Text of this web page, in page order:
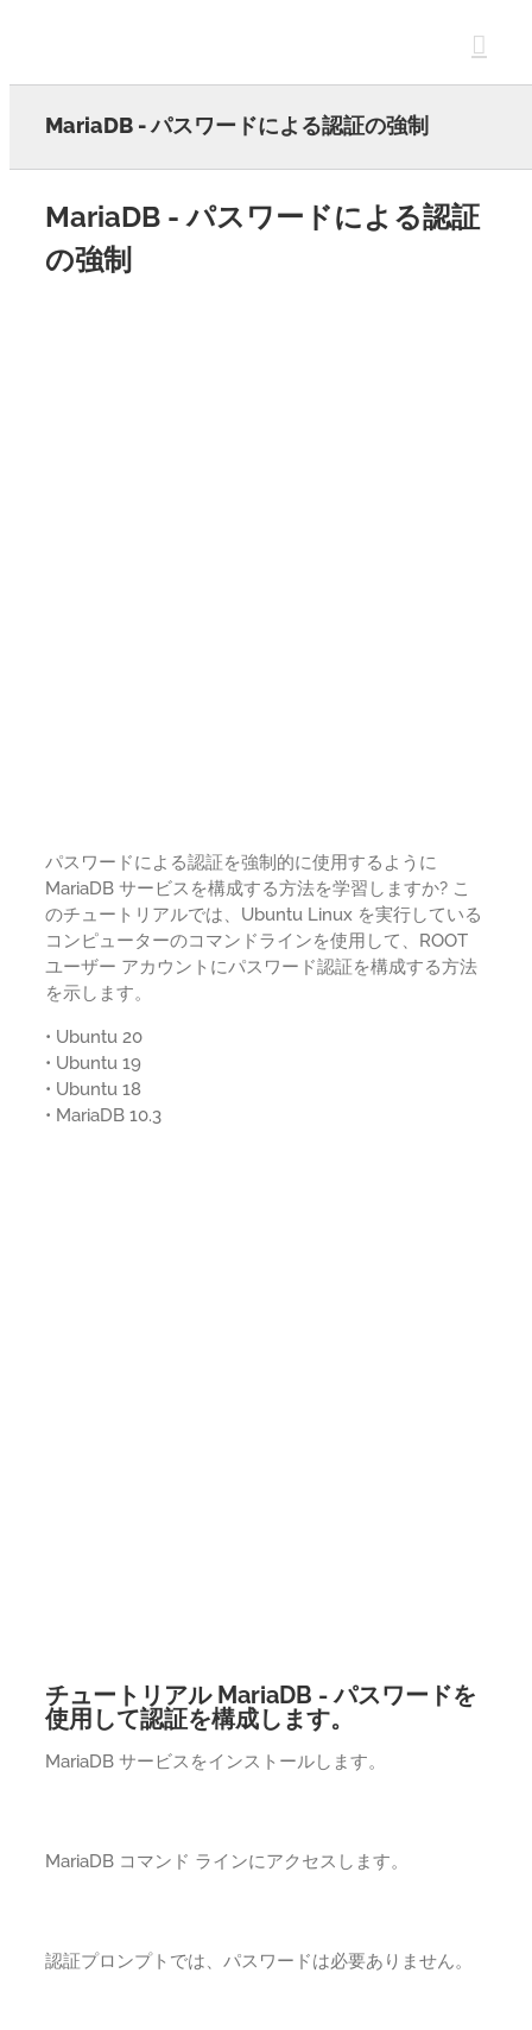
MariaDB - パスワードによる認証の強制
MariaDB - パスワードによる認証
の強制
パスワードによる認証を強制的に使用するように
MariaDB サービスを構成する方法を学習しますか? こ
のチュートリアルでは、Ubuntu Linux を実行している
コンピューターのコマンドラインを使用して、ROOT
ユーザー アカウントにパスワード認証を構成する方法
を示します。
• Ubuntu 20
• Ubuntu 19
• Ubuntu 18
• MariaDB 10.3
チュートリアル MariaDB - パスワードを
使用して認証を構成します。
MariaDB サービスをインストールします。
MariaDB コマンド ラインにアクセスします。
認証プロンプトでは、パスワードは必要ありません。